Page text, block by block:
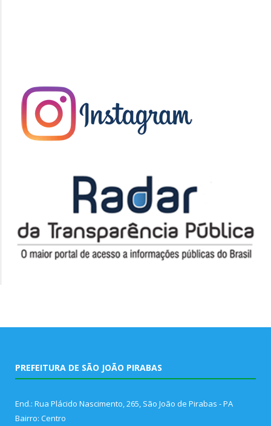
PREFEITURA DE SÃO JOÃO PIRABAS
End.: Rua Plácido Nascimento, 265, São João de Pirabas - PA
Bairro: Centro